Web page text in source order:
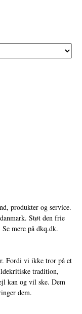
produkter og service.
Støt den frie
mere på dkq.dk.
Fordi vi ikke tror på et
tradition,
kan og vil ske. Dem
dem.